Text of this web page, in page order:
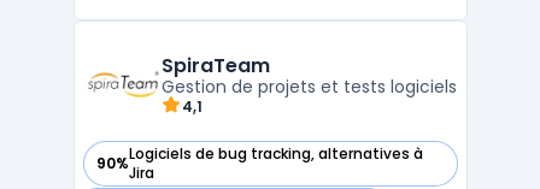
travailler de manière efficace et harmonieu
...
SpiraTeam
Gestion de projets et tests logiciels
4,1
90%Logiciels de bug tracking, alternatives à
Jira
— voir SpiraTeam dans cette catégorie